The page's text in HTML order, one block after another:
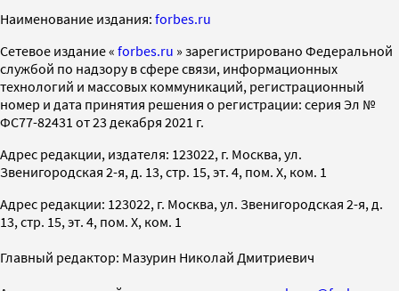
Наименование издания: forbes.ru
Cетевое издание « forbes.ru » зарегистрировано Федеральной
службой по надзору в сфере связи, информационных
технологий и массовых коммуникаций, регистрационный
номер и дата принятия решения о регистрации: серия Эл №
ФС77-82431 от 23 декабря 2021 г.
Адрес редакции, издателя: 123022, г. Москва, ул.
Звенигородская 2-я, д. 13, стр. 15, эт. 4, пом. X, ком. 1
Адрес редакции: 123022, г. Москва, ул. Звенигородская 2-я, д.
13, стр. 15, эт. 4, пом. X, ком. 1
Главный редактор: Мазурин Николай Дмитриевич